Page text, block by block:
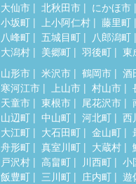
大仙市
北秋田市 にかほ市
小坂町
上小阿仁村 藤里町
八峰町
五城目町 八郎潟町
大潟村
美郷町 羽後町 東
山形市 米沢市 鶴岡市 酒
寒河江市
上山市 村山市
天童市
東根市 尾花沢市
山辺町
中山町 河北町 西
大江町
大石田町 金山町
舟形町
真室川町 大蔵村
戸沢村
高畠町 川西町 小
飯豊町
三川町 庄内町 遊